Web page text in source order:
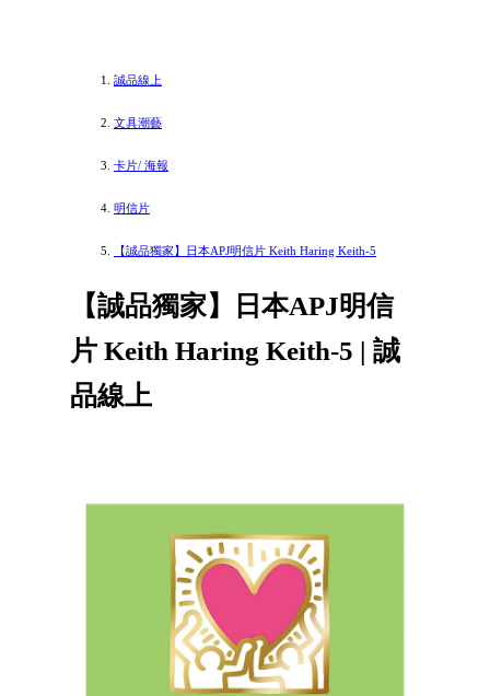
誠品線上
文具潮藝
卡片/ 海報
明信片
【誠品獨家】日本APJ明信片 Keith Haring Keith-5
【誠品獨家】日本APJ明信
片 Keith Haring Keith-5 | 誠
品線上